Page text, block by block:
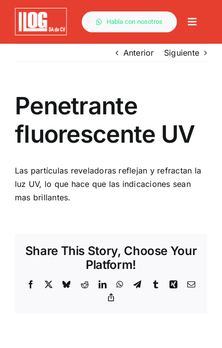
Saltar
contenido
Habla con nosotros
Toggle
Anterior Siguiente
Penetrante
fluorescente UV
Las partículas reveladoras reflejan y refractan la
luz UV, lo que hace que las indicaciones sean
mas brillantes.
Share This Story, Choose Your
Platform!
Facebook BlueskyRedditLinkedInWhatsApp
TelegramTumblrXing Correo